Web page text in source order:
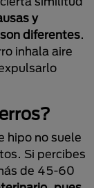
y
diferentes.
inhala aire
hipo no suele
Si percibes
de 45-60